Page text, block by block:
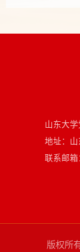
山东大
地址：山
联系邮箱
版权所